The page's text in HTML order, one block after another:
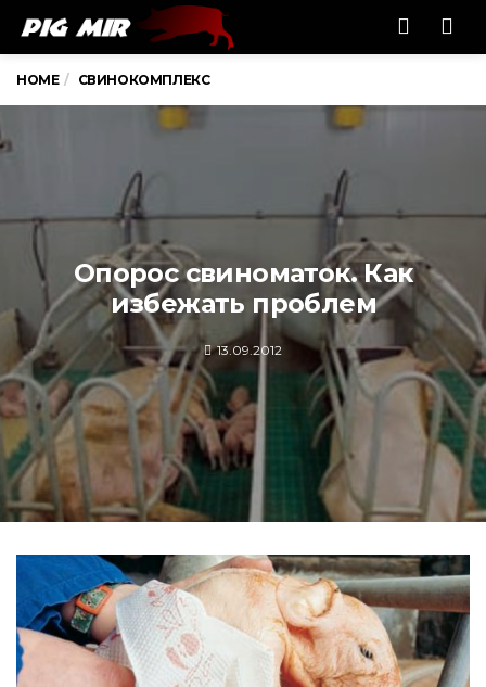
HOME СВИНОКОМПЛЕКС
Опорос свиноматок. Как
избежать проблем
13.09.2012